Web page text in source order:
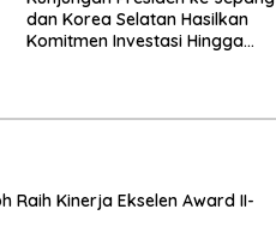
dan Korea Selatan Hasilkan
Komitmen Investasi Hingga
Raih Kinerja Ekselen Award II-